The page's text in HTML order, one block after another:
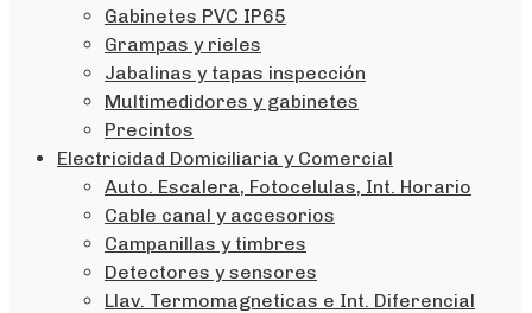
Gabinetes PVC IP65
Grampas y rieles
Jabalinas y tapas inspección
Multimedidores y gabinetes
Precintos
Electricidad Domiciliaria y Comercial
Auto. Escalera, Fotocelulas, Int. Horario
Cable canal y accesorios
Campanillas y timbres
Detectores y sensores
Llav. Termomagneticas e Int. Diferencial